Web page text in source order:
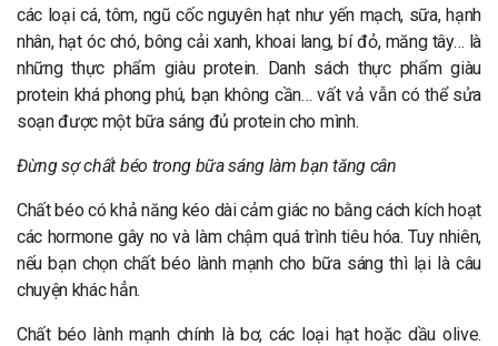
các loại cá, tôm, ngũ cốc nguyên hạt như yến mạch, sữa, hạnh
nhân, hạt óc chó, bông cải xanh, khoai lang, bí đỏ, măng tây… là
những thực phẩm giàu protein. Danh sách thực phẩm giàu
protein khá phong phú, bạn không cần… vất vả vẫn có thể sửa
soạn được một bữa sáng đủ protein cho mình.
Đừng sợ chất béo trong bữa sáng làm bạn tăng cân
Chất béo có khả năng kéo dài cảm giác no bằng cách kích hoạt
các hormone gây no và làm chậm quá trình tiêu hóa. Tuy nhiên,
nếu bạn chọn chất béo lành mạnh cho bữa sáng thì lại là câu
chuyện khác hẳn.
Chất béo lành mạnh chính là bơ, các loại hạt hoặc dầu olive.